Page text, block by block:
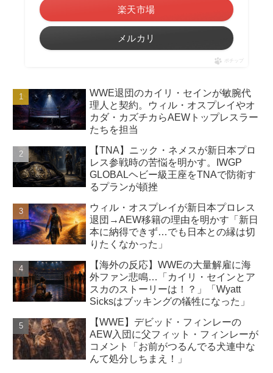
楽天市場
メルカリ
ポチップ
WWE退団のカイリ・セインが敏腕代
理人と契約。ウィル・オスプレイやオ
カダ・カズチカらAEWトップレスラー
たちを担当
【TNA】ニック・ネメスが新日本プロ
レス参戦時の苦悩を明かす。IWGP
GLOBALヘビー級王座をTNAで防衛す
るプランが頓挫
ウィル・オスプレイが新日本プロレス
退団→AEW移籍の理由を明かす「新日
本に納得できず…でも日本との縁は切
りたくなかった」
【海外の反応】WWEの大量解雇に海
外ファン悲鳴…「カイリ・セインとア
スカのストーリーは！？」「Wyatt
Sicksはブッキングの犠牲になった」
【WWE】デビッド・フィンレーの
AEW入団に父フィット・フィンレーが
コメント「お前がつるんでる犬連中な
んて処分しちまえ！」